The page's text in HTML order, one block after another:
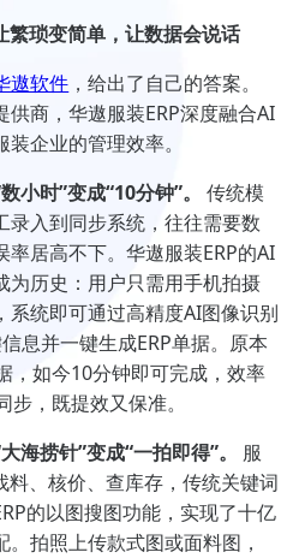
繁琐变简单，让数据会说话
遨软件 ，给出了自己的答案。
供商，华遨服装ERP深度融合AI
企业的管理效率。
时”变成“10分钟”。
传统模
录入到同步系统，往往需要数
居高不下。华遨服装ERP的AI
为历史：用户只需用手机拍摄
系统即可通过高精度AI图像识别
息并一键生成ERP单据。原本
，如今10分钟即可完成，效率
，既提效又保准。
捞针”变成“一拍即得”。
服
料、核价、查库存，传统关键词
的以图搜图功能，实现了十亿
拍照上传款式图或面料图，